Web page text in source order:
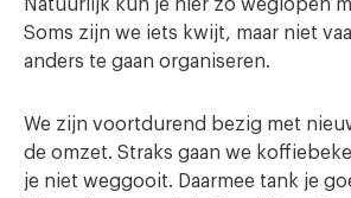
Natuurlijk kun je hier zo weglopen
Soms zijn we iets kwijt, maar niet
anders te gaan organiseren.
We zijn voortdurend bezig met
de omzet. Straks gaan we
je niet weggooit. Daarmee tank je